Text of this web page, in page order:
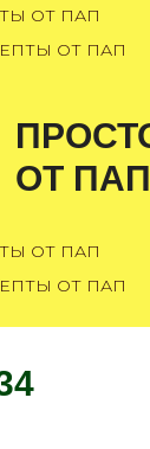
ОТ ПАП
ОТ ПАП
ОТ ПАП